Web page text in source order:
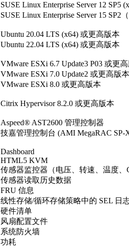
SUSE Linux Enterprise Server 12 SP5
SUSE Linux Enterprise Server 15 SP2
Ubuntu 20.04 LTS (x64) 或更高版本
Ubuntu 22.04 LTS (x64) 或更高版本
VMware ESXi 6.7 Update3 P03 或更
VMware ESXi 7.0 Update2 或更高版本
VMware ESXi 8.0 或更高版本
Citrix Hypervisor 8.2.0 或更高版本
Aspeed® AST2600 管理控制器
技嘉管理控制台 (AMI MegaRAC SP-
Dashboard
HTML5 KVM
传感器监控器（电压、转速、温度、
传感器读取历史数据
FRU 信息
线性存储/循环存储策略中的 SEL 日
硬件清单
风扇配置文件
系统防火墙
功耗